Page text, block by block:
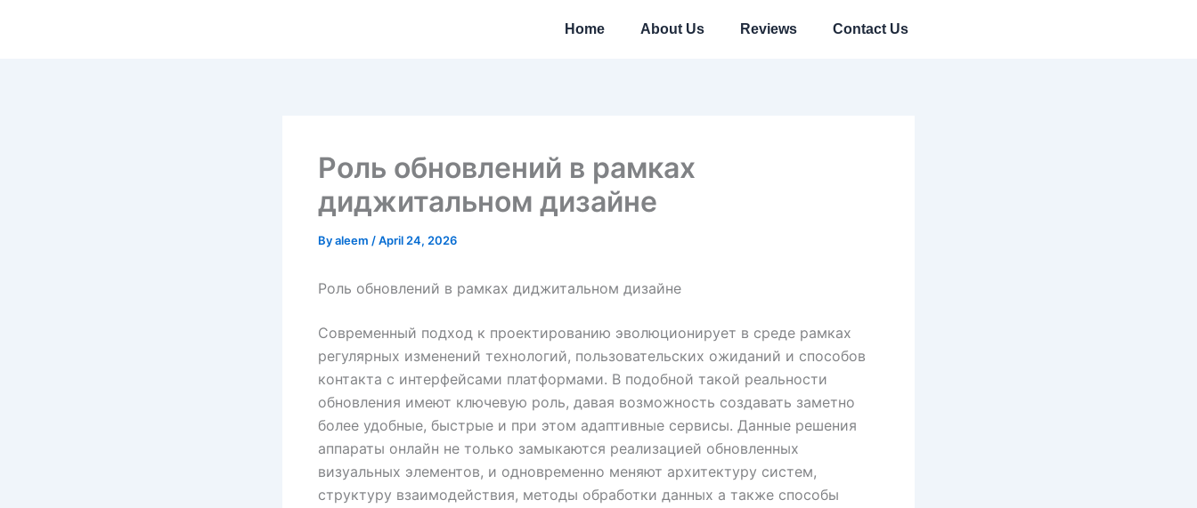
Home About Us Reviews Contact Us
Роль обновлений в рамках
диджитальном дизайне
Byaleem /April 24, 2026
Роль обновлений в рамках диджитальном дизайне
Современный подход к проектированию эволюционирует в среде рамках
регулярных изменений технологий, пользовательских ожиданий и способов
контакта с интерфейсами платформами. В подобной такой реальности
обновления имеют ключевую роль, давая возможность создавать заметно
более удобные, быстрые и при этом адаптивные сервисы. Данные решения
аппараты онлайн не только замыкаются реализацией обновленных
визуальных элементов, и одновременно меняют архитектуру систем,
структуру взаимодействия, методы обработки данных а также способы